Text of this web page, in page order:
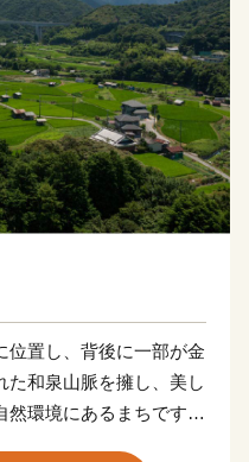
位置し、背後に一部が金
た和泉山脈を擁し、美し
然環境にあるまちです。